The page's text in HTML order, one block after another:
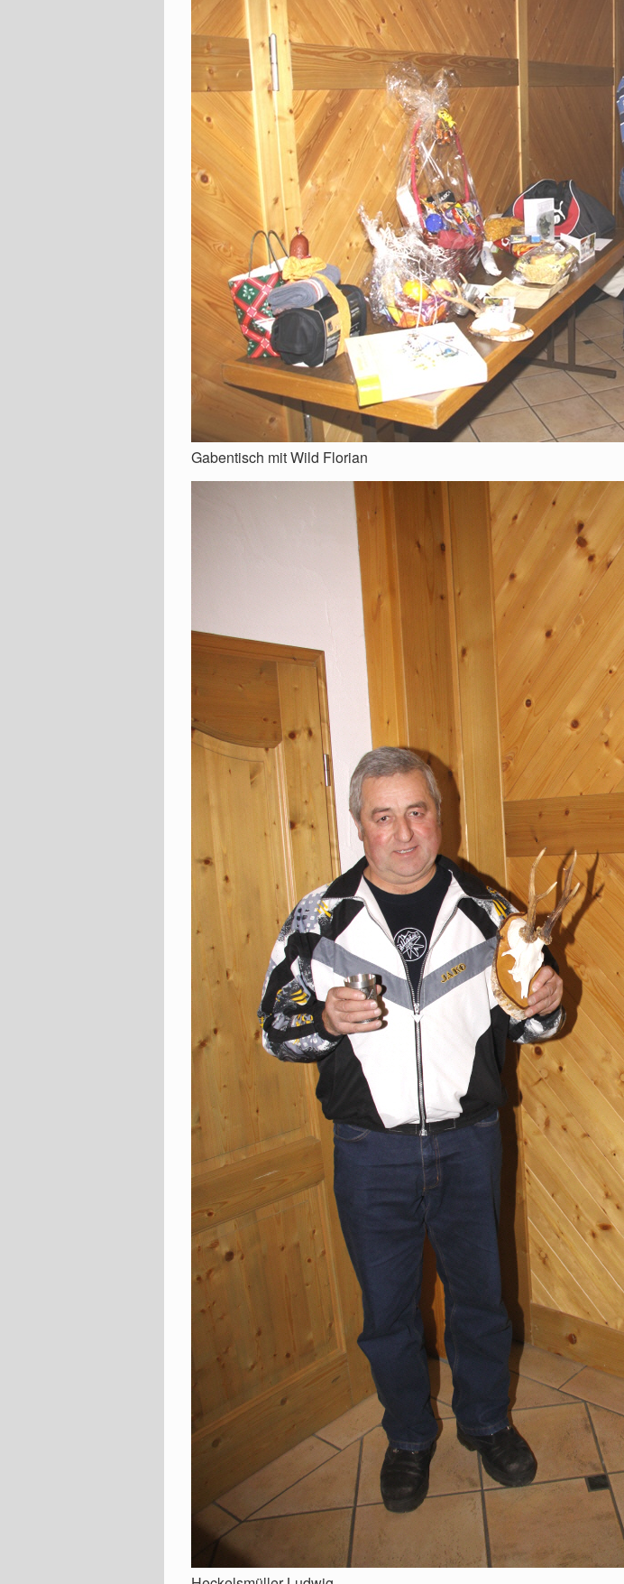
Gabentisch mit Wild Florian